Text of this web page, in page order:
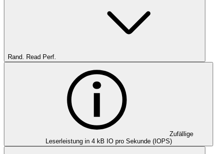
Rand. Read Perf.
Zufällige
Leserleistung in 4 kB IO pro Sekunde (IOPS)